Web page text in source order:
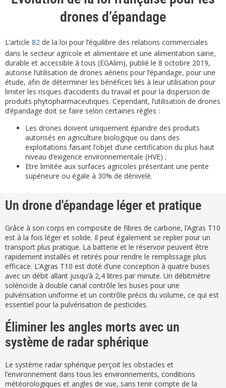
drones d’épandage
L’article 82 de la loi pour l’équilibre des relations commerciales
dans le secteur agricole et alimentaire et une alimentation saine,
durable et accessible à tous (EGAlim), publié le 8 octobre 2019,
autorise l’utilisation de drones aériens pour l’épandage, pour une
étude, afin de déterminer les bénéfices liés à leur utilisation pour
limiter les risques d’accidents du travail et pour la dispersion de
produits phytopharmaceutiques. Cependant, l’utilisation de drones
d’épandage doit se faire selon certaines règles :
Les drones doivent uniquement épandre des produits
autorisés en agriculture biologique ou dans des
exploitations faisant l’objet d’une certification du plus haut
niveau d’exigence environnementale (HVE) ;
Etre limitée aux surfaces agricoles présentant une pente
supérieure ou égale à 30% de dénivelé.
Un drone d'épandage léger et pratique
Grâce à son corps en composite de fibres de carbone, l’Agras T10
est à la fois léger et solide. Il peut également se replier pour un
transport plus pratique. La batterie et le réservoir peuvent être
rapidement installés et retirés pour rendre le remplissage plus
efficace. L’Agras T10 est doté d’une conception à quatre buses
avec un débit allant jusqu’à 2,4 litres par minute. Un débitmètre
solénoïde à double canal contrôle les buses pour une
pulvérisation uniforme et un contrôle précis du volume, ce qui est
essentiel pour la pulvérisation de pesticides.
Éliminer les angles morts avec un
système de radar sphérique
Le système radar sphérique perçoit les obstacles et
l’environnement dans tous les environnements, conditions
météorologiques et angles de vue, sans tenir compte de la